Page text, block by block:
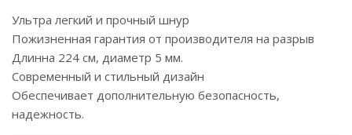
Ультра легкий и прочный шнур
Пожизненная гарантия от производителя на разрыв
Длинна 224 см, диаметр 5 мм.
Современный и стильный дизайн
Обеспечивает дополнительную безопасность,
надежность.